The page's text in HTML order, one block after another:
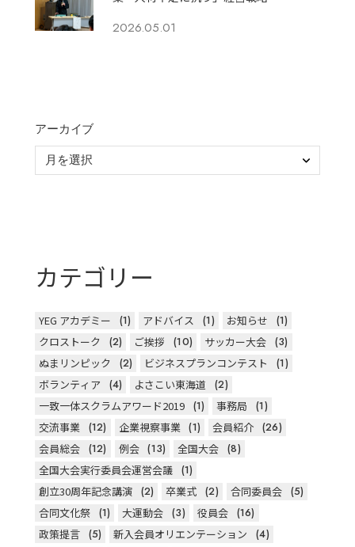
2026.05.01
アーカイブ
カテゴリー
YEG アカデミー (1) アドバイス (1) お知らせ
(1)
クロストーク
(2) ご挨拶 (10) サッカー大会 (3)
ぬまリンピック
(2) ビジネスプランコンテスト
(1)
ボランティア
(4) よさこい東海道
(2)
一致一体スクラムアワード2019 (1) 事務局
(1)
交流事業 (12) 企業視察事業 (1) 会員紹介 (26)
会員総会 (12) 例会 (13) 全国大会 (8)
全国大会実行委員会運営会議 (1)
創立30周年記念講演 (2) 卒業式 (2) 合同委員会 (5)
合同文化祭 (1) 大運動会 (3) 役員会 (16)
政策提言 (5) 新入会員オリエンテーション
(4)